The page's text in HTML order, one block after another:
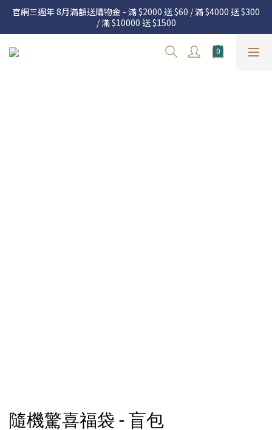
官網三週年 8月滿額送購物金 - 滿 $2000 送 $60 / 滿 $4000 送 $300
/ 滿 $10000 送 $1500
官網三週年 8月滿額送購物金 - 滿 $2000 送 $60 / 滿 $4000 送 $300
/ 滿 $10000 送 $1500
7.22 – 8.13 日本連線中，絕對讓你買到爆
隨機驚喜福袋 - 盲包